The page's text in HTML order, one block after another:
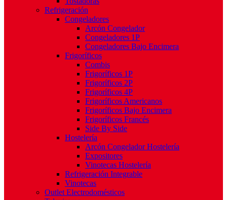
Refrigeración
Congeladores
Arcón Congelador
Congeladores 1P
Congeladores Bajo Encimera
Frigoríficos
Combis
Frigoríficos 1P
Frigoríficos 2P
Frigoríficos 4P
Frigoríficos Americanos
Frigoríficos Bajo Encimera
Frigoríficos Francés
Side By Side
Hostelería
Arcón Congelador Hostelería
Expositores
Vinotecas Hostelería
Refrigeración Integrable
Vinotecas
Outlet Electrodomésticos